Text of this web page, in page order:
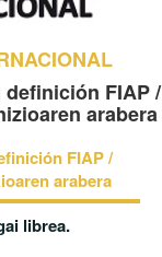
FIAP /
arabera
FIAP /
arabera
librea.